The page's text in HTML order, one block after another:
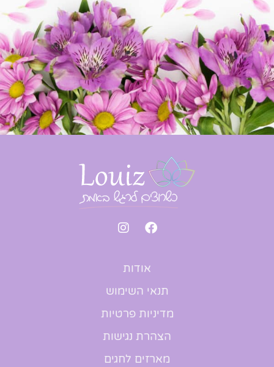
אודות
תנאי השימוש
מדיניות פרטיות
הצהרת נגישות
מארזים לחגים